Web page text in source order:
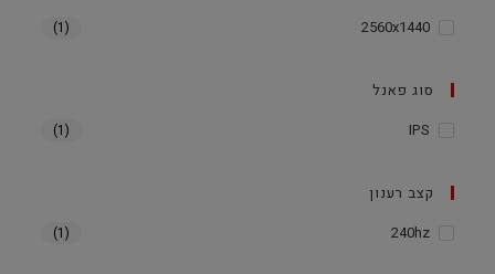
2560x1440
(1)
סוג פאנל
IPS
(1)
קצב רענון
240hz
(1)